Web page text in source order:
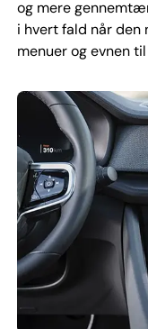
og mere
i hvert fald når den
menuer og evnen